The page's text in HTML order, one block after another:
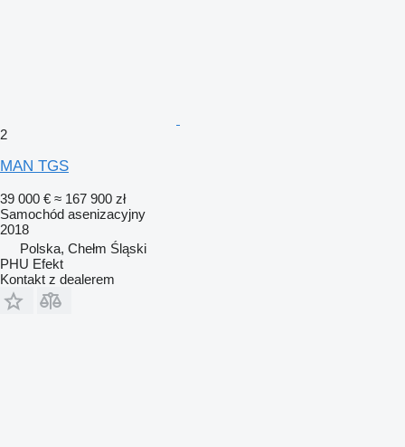
2
MAN TGS
39 000 € ≈ 167 900 zł
Samochód asenizacyjny
2018
Polska, Chełm Śląski
PHU Efekt
Kontakt z dealerem